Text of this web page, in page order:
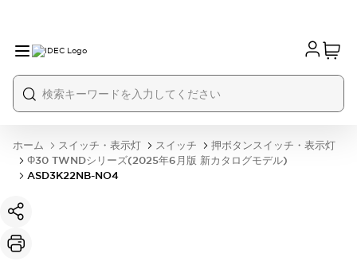
ホーム スイッチ・表示灯 スイッチ
押ボタンスイッチ・表示灯
Φ30 TWNDシリーズ(2025年6月版 新カタログモデル)
ASD3K22NB-NO4